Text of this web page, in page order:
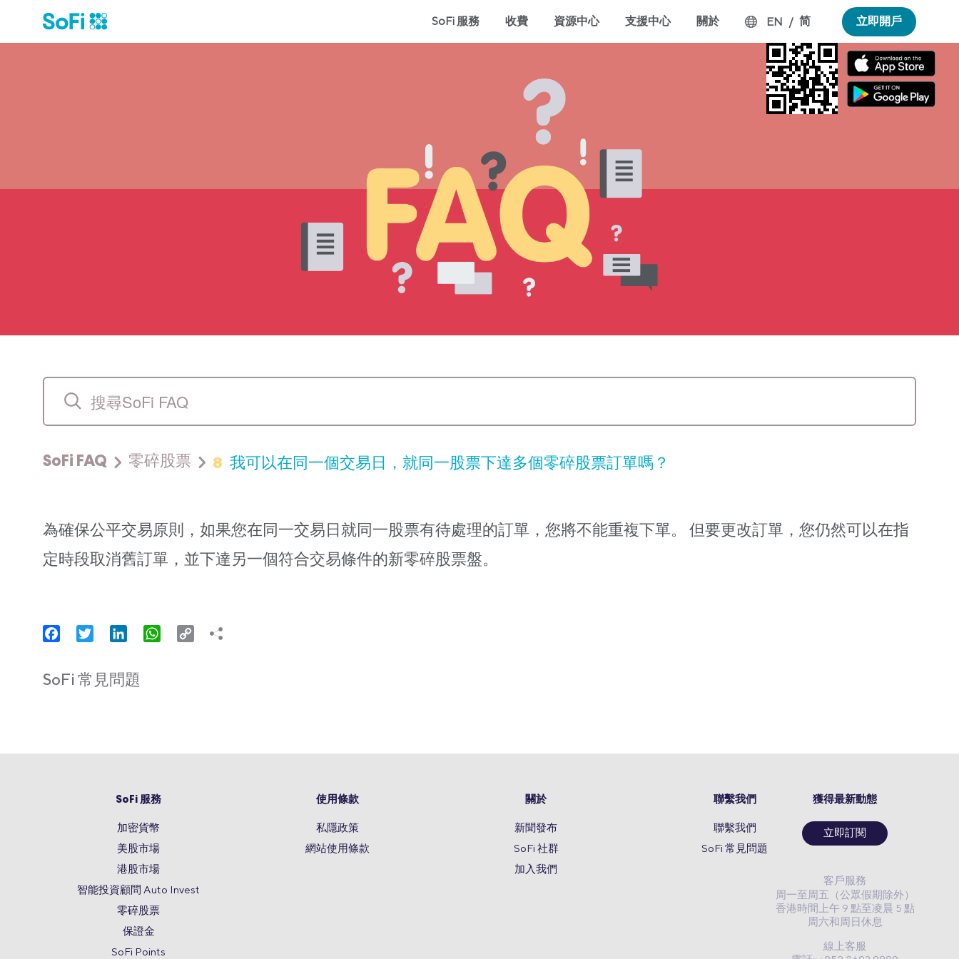
SoFi 服務 收費 資源中心 支援中心 關於 EN / 简 立即開戶
SoFi FAQ 零碎股票 8 我可以在同一個交易日，就同一股票下達多個零碎股票訂單嗎？
為確保公平交易原則，如果您在同一交易日就同一股票有待處理的訂單，您將不能重複下單。 但要更改訂單，您仍然可以在指
定時段取消舊訂單，並下達另一個符合交易條件的新零碎股票盤。
FacebookTwitter LinkedInWhatsApp
Copy
SoFi 常見問題
SoFi 服務
加密貨幣
美股市場
港股市場
智能投資顧問 Auto Invest
零碎股票
保證金
SoFi Points
使用條款
私隱政策
網站使用條款
關於
新聞發布
SoFi 社群
加入我們
聯繫我們
聯繫我們
SoFi 常見問題
獲得最新動態
立即訂閱
客戶服務
周一至周五（公眾假期除外）
香港時間上午 9 點至凌晨 5 點
周六和周日休息
線上客服